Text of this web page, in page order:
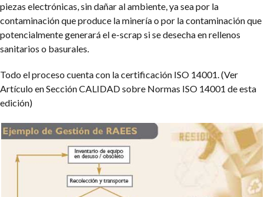
piezas electrónicas, sin dañar al ambiente, ya sea por la
contaminación que produce la minería o por la contaminación que
potencialmente generará el e-scrap si se desecha en rellenos
sanitarios o basurales.
Todo el proceso cuenta con la certificación ISO 14001. (Ver
Artículo en Sección CALIDAD sobre Normas ISO 14001 de esta
edición)